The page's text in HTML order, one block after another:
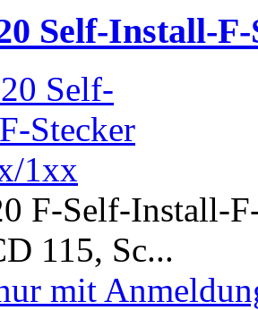
Self-Install-
F-Self-Install-
115, Sc...
mit